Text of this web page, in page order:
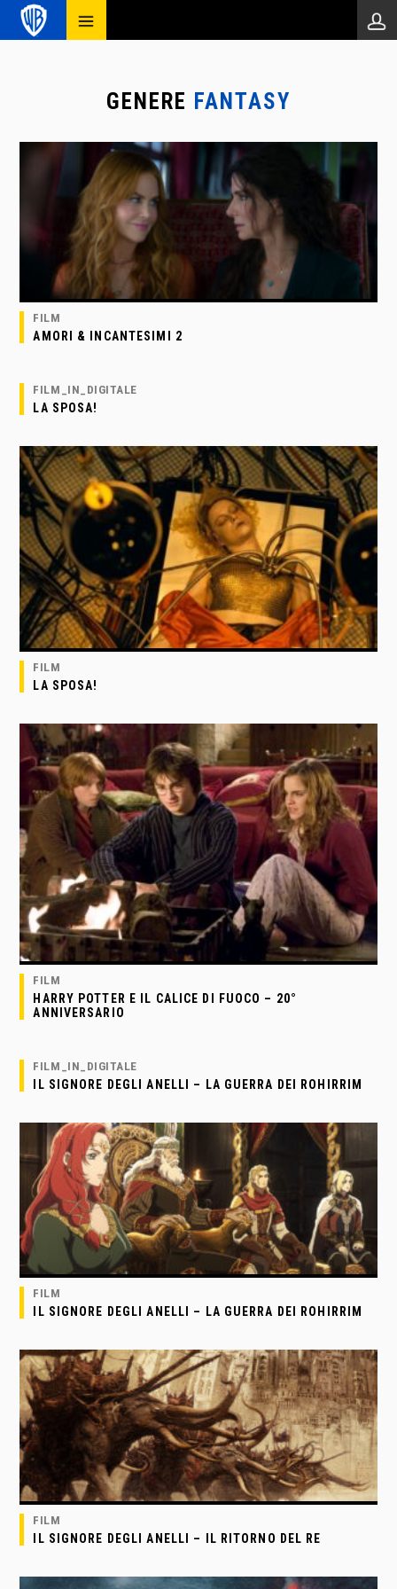
GENERE FANTASY
FILM
AMORI & INCANTESIMI 2
FILM_IN_DIGITALE
LA SPOSA!
FILM
LA SPOSA!
FILM
HARRY POTTER E IL CALICE DI FUOCO – 20°
ANNIVERSARIO
FILM_IN_DIGITALE
IL SIGNORE DEGLI ANELLI – LA GUERRA DEI ROHIRRIM
FILM
IL SIGNORE DEGLI ANELLI – LA GUERRA DEI ROHIRRIM
FILM
IL SIGNORE DEGLI ANELLI – IL RITORNO DEL RE